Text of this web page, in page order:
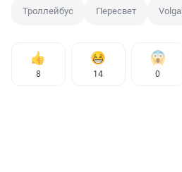
Троллейбус Пересвет
8 14 0